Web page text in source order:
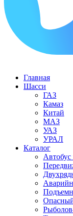
Главная
Шасси
ГАЗ
Камаз
Китай
МАЗ
УАЗ
УРАЛ
Каталог